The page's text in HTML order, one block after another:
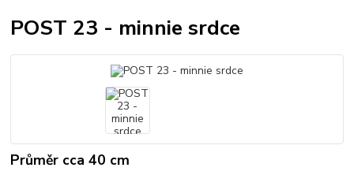
POST 23 - minnie srdce
Průměr cca 40 cm